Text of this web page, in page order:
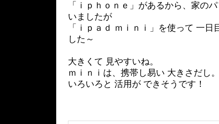
「ｉｐｈｏｎｅ」があるから、家の
いましたが
「ｉｐａｄ ｍｉｎｉ」を使って 一
した～
大きくて 見やすいね。
ｍｉｎｉは、携帯し易い 大きさだし
いろいろと 活用が できそうです！